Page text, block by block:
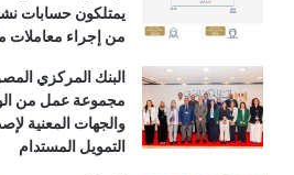
يمتلكون حسابات
من إجراء معاملات
البنك المركزي
مجموعة عمل من
والجهات المعنية
التمويل المستدام